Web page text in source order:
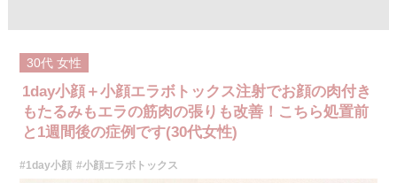
30代 女性
1day小顔＋小顔エラボトックス注射でお顔の肉付き
もたるみもエラの筋肉の張りも改善！こちら処置前
と1週間後の症例です(30代女性)
#1day小顔 #小顔エラボトックス